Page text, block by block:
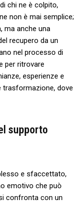
chi ne è colpito,
non è mai⁤ semplice;
ma anche una
⁣recupero da un
nel processo di
per ritrovare
esperienze e
trasformazione, dove
supporto
e sfaccettato,
emotivo ‍che⁤ può
confronta con un